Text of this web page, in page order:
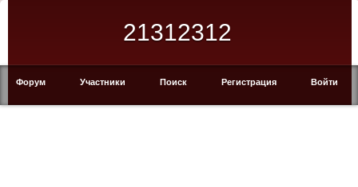
21312312
Форум Участники Поиск Регистрация Войти